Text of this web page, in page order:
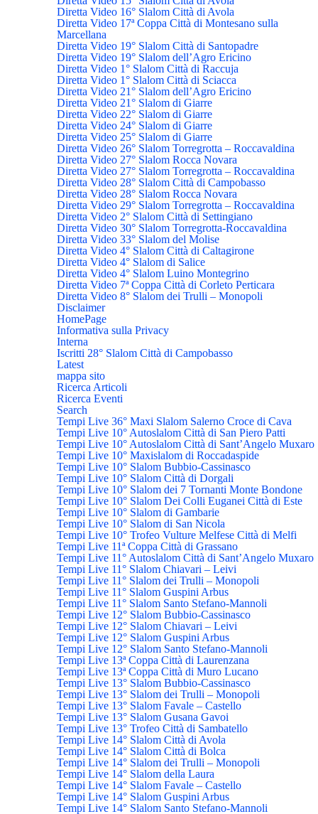
Diretta Video 16° Slalom Città di Avola
Diretta Video 17ª Coppa Città di Montesano sulla
Marcellana
Diretta Video 19° Slalom Città di Santopadre
Diretta Video 19° Slalom dell’Agro Ericino
Diretta Video 1° Slalom Città di Raccuja
Diretta Video 1° Slalom Città di Sciacca
Diretta Video 21° Slalom dell’Agro Ericino
Diretta Video 21° Slalom di Giarre
Diretta Video 22° Slalom di Giarre
Diretta Video 24° Slalom di Giarre
Diretta Video 25° Slalom di Giarre
Diretta Video 26° Slalom Torregrotta – Roccavaldina
Diretta Video 27° Slalom Rocca Novara
Diretta Video 27° Slalom Torregrotta – Roccavaldina
Diretta Video 28° Slalom Città di Campobasso
Diretta Video 28° Slalom Rocca Novara
Diretta Video 29° Slalom Torregrotta – Roccavaldina
Diretta Video 2° Slalom Città di Settingiano
Diretta Video 30° Slalom Torregrotta-Roccavaldina
Diretta Video 33° Slalom del Molise
Diretta Video 4° Slalom Città di Caltagirone
Diretta Video 4° Slalom di Salice
Diretta Video 4° Slalom Luino Montegrino
Diretta Video 7ª Coppa Città di Corleto Perticara
Diretta Video 8° Slalom dei Trulli – Monopoli
Disclaimer
HomePage
Informativa sulla Privacy
Interna
Iscritti 28° Slalom Città di Campobasso
Latest
mappa sito
Ricerca Articoli
Ricerca Eventi
Search
Tempi Live 36° Maxi Slalom Salerno Croce di Cava
Tempi Live 10° Autoslalom Città di San Piero Patti
Tempi Live 10° Autoslalom Città di Sant’Angelo Muxaro
Tempi Live 10° Maxislalom di Roccadaspide
Tempi Live 10° Slalom Bubbio-Cassinasco
Tempi Live 10° Slalom Città di Dorgali
Tempi Live 10° Slalom dei 7 Tornanti Monte Bondone
Tempi Live 10° Slalom Dei Colli Euganei Città di Este
Tempi Live 10° Slalom di Gambarie
Tempi Live 10° Slalom di San Nicola
Tempi Live 10° Trofeo Vulture Melfese Città di Melfi
Tempi Live 11ª Coppa Città di Grassano
Tempi Live 11° Autoslalom Città di Sant’Angelo Muxaro
Tempi Live 11° Slalom Chiavari – Leivi
Tempi Live 11° Slalom dei Trulli – Monopoli
Tempi Live 11° Slalom Guspini Arbus
Tempi Live 11° Slalom Santo Stefano-Mannoli
Tempi Live 12° Slalom Bubbio-Cassinasco
Tempi Live 12° Slalom Chiavari – Leivi
Tempi Live 12° Slalom Guspini Arbus
Tempi Live 12° Slalom Santo Stefano-Mannoli
Tempi Live 13ª Coppa Città di Laurenzana
Tempi Live 13ª Coppa Città di Muro Lucano
Tempi Live 13° Slalom Bubbio-Cassinasco
Tempi Live 13° Slalom dei Trulli – Monopoli
Tempi Live 13° Slalom Favale – Castello
Tempi Live 13° Slalom Gusana Gavoi
Tempi Live 13° Trofeo Città di Sambatello
Tempi Live 14° Slalom Città di Avola
Tempi Live 14° Slalom Città di Bolca
Tempi Live 14° Slalom dei Trulli – Monopoli
Tempi Live 14° Slalom della Laura
Tempi Live 14° Slalom Favale – Castello
Tempi Live 14° Slalom Guspini Arbus
Tempi Live 14° Slalom Santo Stefano-Mannoli